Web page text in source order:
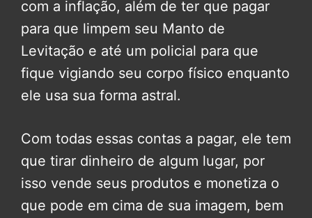
com a inflação, além de ter que pagar
para que limpem seu Manto de
Levitação e até um policial para que
fique vigiando seu corpo físico enquanto
ele usa sua forma astral.
Com todas essas contas a pagar, ele tem
que tirar dinheiro de algum lugar, por
isso vende seus produtos e monetiza o
que pode em cima de sua imagem, bem